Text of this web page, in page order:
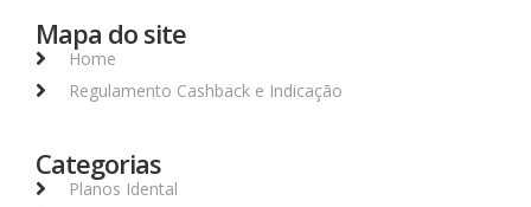
Mapa do site
Home
Regulamento Cashback e Indicação
Categorias
Planos Idental